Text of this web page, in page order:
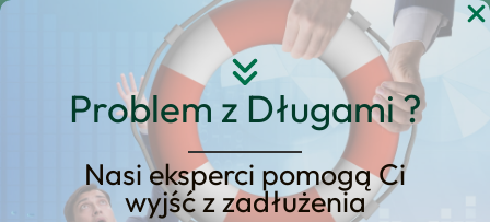
Problem z Długami ?
Nasi eksperci pomogą Ci
wyjść z zadłużenia
Przejdź